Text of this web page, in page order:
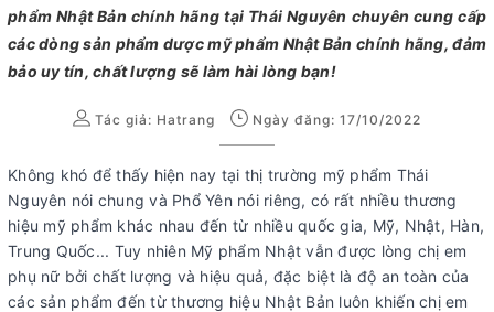
phẩm Nhật Bản chính hãng tại Thái Nguyên chuyên cung cấp
các dòng sản phẩm dược mỹ phẩm Nhật Bản chính hãng, đảm
bảo uy tín, chất lượng sẽ làm hài lòng bạn!
Tác giả: Hatrang Ngày đăng: 17/10/2022
Không khó để thấy hiện nay tại thị trường mỹ phẩm Thái
Nguyên nói chung và Phổ Yên nói riêng, có rất nhiều thương
hiệu mỹ phẩm khác nhau đến từ nhiều quốc gia, Mỹ, Nhật, Hàn,
Trung Quốc... Tuy nhiên Mỹ phẩm Nhật vẫn được lòng chị em
phụ nữ bởi chất lượng và hiệu quả, đặc biệt là độ an toàn của
các sản phẩm đến từ thương hiệu Nhật Bản luôn khiến chị em